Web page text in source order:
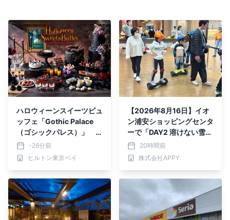
ハロウィーンスイーツビュ
ッフェ「Gothic Palace
（ゴシックパレス）」 9
月5日（土）より開催
-26分前
ヒルトン東京ベイ
【2026年8月16日】イオ
ン浦安ショッピングセンタ
ーで「DAY2 溶けない雪の
スノーパーク！」を開催
20時間前
株式会社APPY